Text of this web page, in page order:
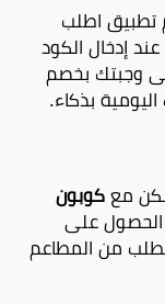
و4 عصراً، يقدم تطبيق اطلب
إدخال الكود
وجبتك بخصم
بذكاء.
معكوبون
الحصول على
من المطاعم